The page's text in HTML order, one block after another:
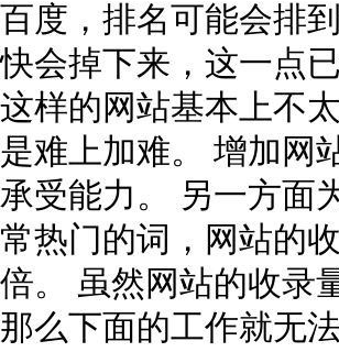
百度，排名可能会排
快会掉下来，这一点
这样的网站基本上不
是难上加难。 增加网
承受能力。 另一方面
常热门的词，网站的
倍。 虽然网站的收录
那么下面的工作就无